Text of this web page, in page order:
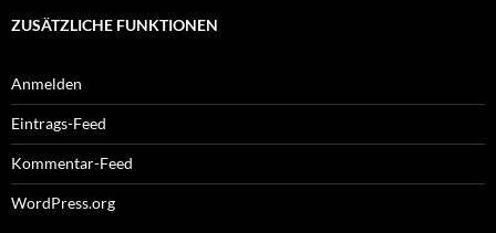
ZUSÄTZLICHE FUNKTIONEN
Anmelden
Eintrags-Feed
Kommentar-Feed
WordPress.org